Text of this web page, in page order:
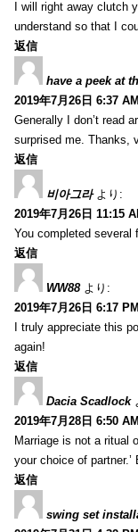
I will right away clutch
understand so that I
返信
have a peek at
2019年7月26日 6:37 AM
Generally I don’t read
surprised me. Thanks,
返信
비아그라 より:
2019年7月26日 11:15
You completed several
返信
WW88 より:
2019年7月26日 6:17 PM
I truly appreciate this
again!
返信
Dacia Scadlock
2019年7月28日 6:50 AM
Marriage is not a ritual
your choice of partner.’
返信
swing set